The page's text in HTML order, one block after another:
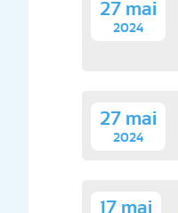
27 mai
2024
27 mai
2024
17 mai